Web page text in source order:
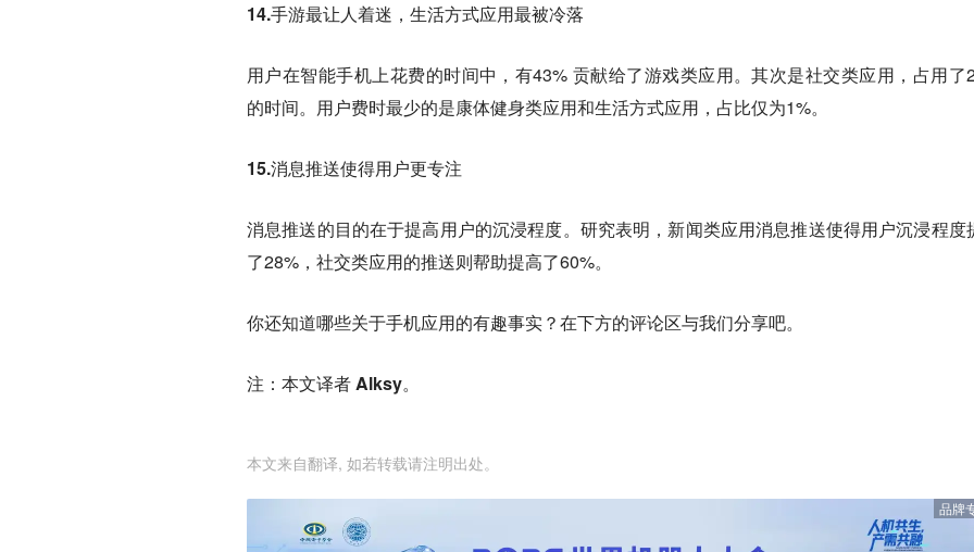
14.手游最让人着迷，生活方式应用最被冷落
用户在智能手机上花费的时间中，有43% 贡献给了游戏类应用。其次是社交类应用，占用了
的时间。用户费时最少的是康体健身类应用和生活方式应用，占比仅为1%。
15.消息推送使得用户更专注
消息推送的目的在于提高用户的沉浸程度。研究表明，新闻类应用消息推送使得用户沉浸程度
了28%，社交类应用的推送则帮助提高了60%。
你还知道哪些关于手机应用的有趣事实？在下方的评论区与我们分享吧。
注：本文译者 Alksy。
本文来自翻译, 如若转载请注明出处。
品牌